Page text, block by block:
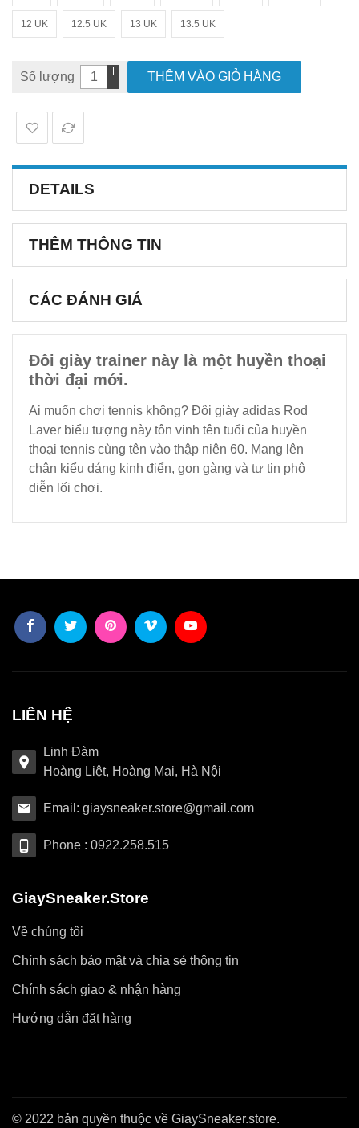
12 UK 12.5 UK 13 UK 13.5 UK
Số lượng THÊM VÀO GIỎ HÀNG
DETAILS
THÊM THÔNG TIN
CÁC ĐÁNH GIÁ
Đôi giày trainer này là một huyền thoại
thời đại mới.
Ai muốn chơi tennis không? Đôi giày adidas Rod
Laver biểu tượng này tôn vinh tên tuổi của huyền
thoại tennis cùng tên vào thập niên 60. Mang lên
chân kiểu dáng kinh điển, gọn gàng và tự tin phô
diễn lối chơi.
LIÊN HỆ
Linh Đàm
Hoàng Liệt, Hoàng Mai, Hà Nội
Email: giaysneaker.store@gmail.com
Phone : 0922.258.515
GiaySneaker.Store
Về chúng tôi
Chính sách bảo mật và chia sẻ thông tin
Chính sách giao & nhận hàng
Hướng dẫn đặt hàng
© 2022 bản quyền thuộc về GiaySneaker.store.